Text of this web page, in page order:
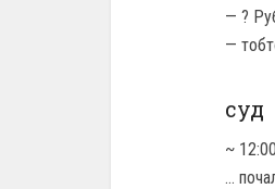
— ?
—
суд
~
…